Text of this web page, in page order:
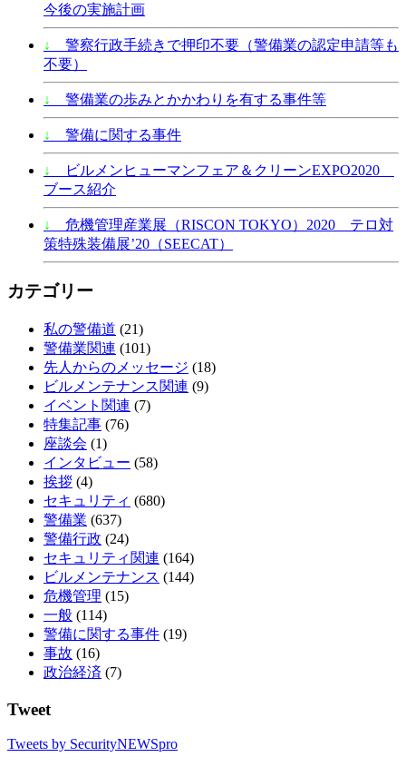
今後の実施計画
↓
警察行政手続きで押印不要（警備業の認定申請等も
不要）
↓ 警備業の歩みとかかわりを有する事件等
↓ 警備に関する事件
↓
ビルメンヒューマンフェア＆クリーンEXPO2020
ブース紹介
↓
危機管理産業展（RISCON TOKYO）2020 テロ対
策特殊装備展’20（SEECAT）
カテゴリー
私の警備道 (21)
警備業関連 (101)
先人からのメッセージ (18)
ビルメンテナンス関連 (9)
イベント関連 (7)
特集記事 (76)
座談会 (1)
インタビュー (58)
挨拶 (4)
セキュリティ (680)
警備業 (637)
警備行政 (24)
セキュリティ関連 (164)
ビルメンテナンス (144)
危機管理 (15)
一般 (114)
警備に関する事件 (19)
事故 (16)
政治経済 (7)
Tweet
Tweets by SecurityNEWSpro